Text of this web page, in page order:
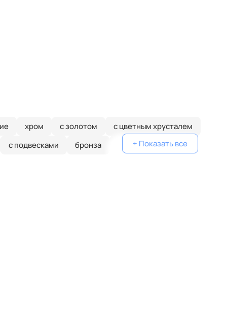
хром с золотом
с цветным хрусталем
с подвесками
бронза потолочные
+ Показать все